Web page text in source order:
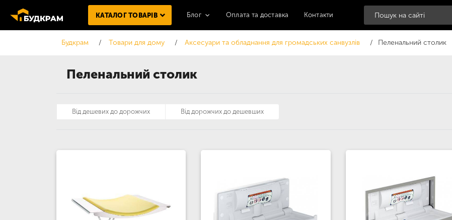
Пеленальний столик
КАТАЛОГ ТОВАРІВ Блог Оплата та доставка Контакти
Будкрам Товари для дому Аксесуари та обладнання для громадських санвузлів Пеленальний столик
Від дешевих до дорожчих Від дорожчих до дешевших